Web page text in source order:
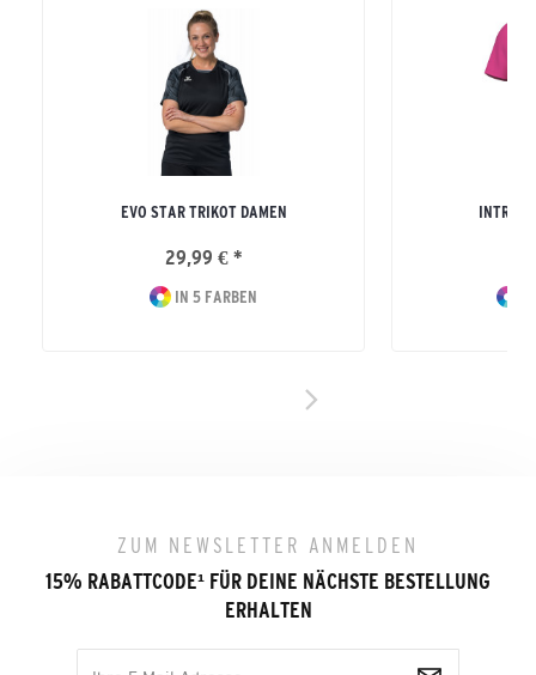
EVO STAR TRIKOT DAMEN
29,99 € *
IN 5 FARBEN
INTRO
ZUM NEWSLETTER ANMELDEN
15% RABATTCODE¹ FÜR DEINE NÄCHSTE BESTELLUNG
ERHALTEN